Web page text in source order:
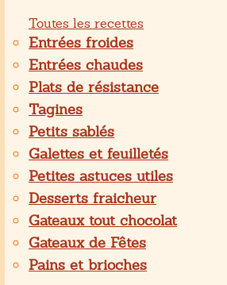
Toutes les recettes
Entrées froides
Entrées chaudes
Plats de résistance
Tagines
Petits sablés
Galettes et feuilletés
Petites astuces utiles
Desserts fraicheur
Gateaux tout chocolat
Gateaux de Fêtes
Pains et brioches